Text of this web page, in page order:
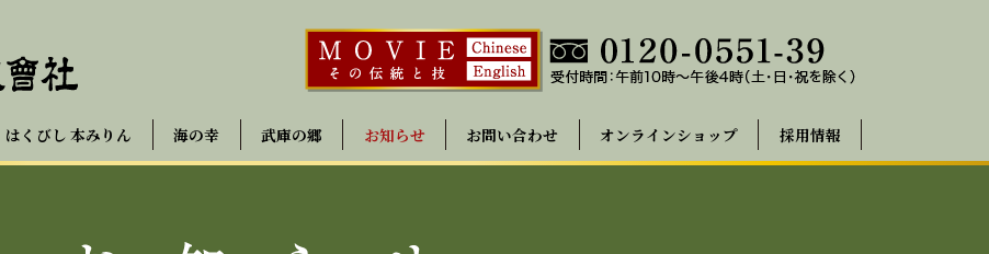
はくびし 本みりん 海の幸 武庫の郷 お知らせ お問い合わせ オンラインショップ 採用情報